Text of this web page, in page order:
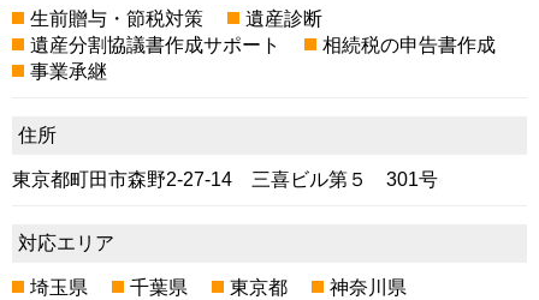
生前贈与・節税対策
遺産診断
遺産分割協議書作成サポート
相続税の申告書作成
事業承継
住所
東京都町田市森野2-27-14 三喜ビル第５ 301号
対応エリア
埼玉県 千葉県 東京都 神奈川県